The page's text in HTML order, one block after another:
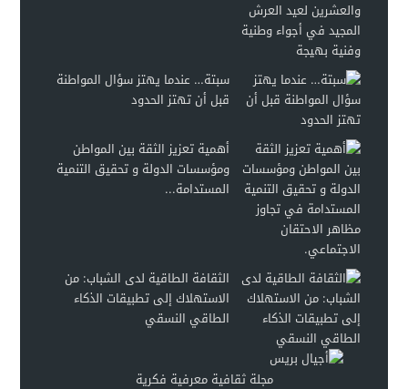
سبتة… عندما يهتز سؤال المواطنة
قبل أن تهتز الحدود
أهمية تعزيز الثقة بين المواطن
ومؤسسات الدولة و تحقيق التنمية
المستدامة...
الثقافة الطاقية لدى الشباب: من
الاستهلاك إلى تطبيقات الذكاء
الطاقي النسقي
مجلة ثقافية معرفية فكرية